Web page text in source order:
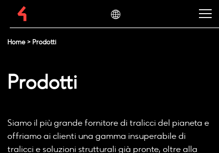
Home > Prodotti
Prodotti
Siamo il più grande fornitore di tralicci del pianeta e
offriamo ai clienti una gamma insuperabile di
tralicci e soluzioni strutturali già pronte, oltre alla